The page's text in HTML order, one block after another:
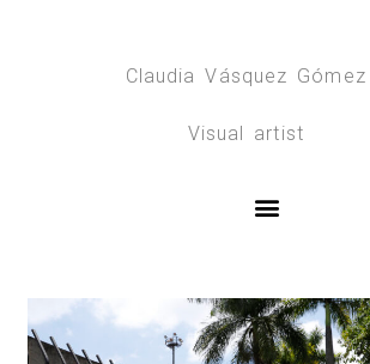
Claudia Vásquez Gómez
Visual artist